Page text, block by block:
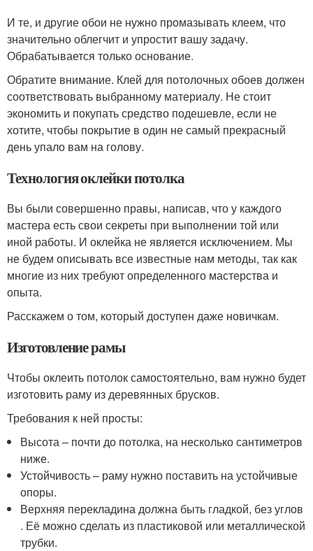
И те, и другие обои не нужно промазывать клеем, что
значительно облегчит и упростит вашу задачу.
Обрабатывается только основание.
Обратите внимание. Клей для потолочных обоев должен
соответствовать выбранному материалу. Не стоит
экономить и покупать средство подешевле, если не
хотите, чтобы покрытие в один не самый прекрасный
день упало вам на голову.
Технология оклейки потолка
Вы были совершенно правы, написав, что у каждого
мастера есть свои секреты при выполнении той или
иной работы. И оклейка не является исключением. Мы
не будем описывать все известные нам методы, так как
многие из них требуют определенного мастерства и
опыта.
Расскажем о том, который доступен даже новичкам.
Изготовление рамы
Чтобы оклеить потолок самостоятельно, вам нужно будет
изготовить раму из деревянных брусков.
Требования к ней просты:
Высота – почти до потолка, на несколько сантиметров
ниже.
Устойчивость – раму нужно поставить на устойчивые
опоры.
Верхняя перекладина должна быть гладкой, без углов
. Её можно сделать из пластиковой или металлической
трубки.